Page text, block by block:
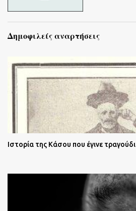
Δημοφιλείς αναρτήσεις
Ιστορία της Κάσου που έγινε τραγούδι